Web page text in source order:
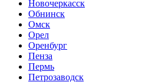
Новочеркасск
Обнинск
Омск
Орел
Оренбург
Пенза
Пермь
Петрозаводск